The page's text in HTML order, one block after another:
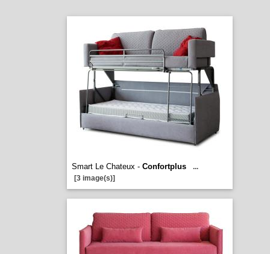
Smart Le Chateux - Confortplus
...
[3 image(s)]